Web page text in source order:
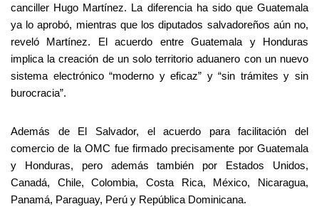
canciller Hugo Martínez. La diferencia ha sido que Guatemala
ya lo aprobó, mientras que los diputados salvadoreños aún no,
reveló Martínez. El acuerdo entre Guatemala y Honduras
implica la creación de un solo territorio aduanero con un nuevo
sistema electrónico “moderno y eficaz” y “sin trámites y sin
burocracia”.
Además de El Salvador, el acuerdo para facilitación del
comercio de la OMC fue firmado precisamente por Guatemala
y Honduras, pero además también por Estados Unidos,
Canadá, Chile, Colombia, Costa Rica, México, Nicaragua,
Panamá, Paraguay, Perú y República Dominicana.